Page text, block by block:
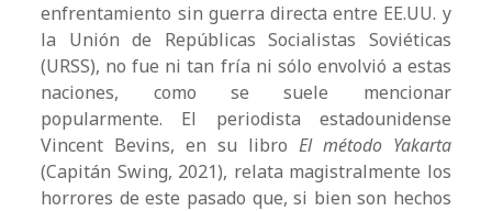
enfrentamiento sin guerra directa entre EE.UU. y
la Unión de Repúblicas Socialistas Soviéticas
(URSS), no fue ni tan fría ni sólo envolvió a estas
naciones, como se suele mencionar
popularmente. El periodista estadounidense
Vincent Bevins, en su libro El método Yakarta
(Capitán Swing, 2021), relata magistralmente los
horrores de este pasado que, si bien son hechos